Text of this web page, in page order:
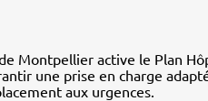
Montpellier active le Plan
une prise en charge
aux urgences.